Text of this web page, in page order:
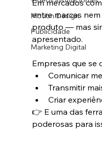
Motion Design
Publicidade
Marketing Digital
Em mercados
entre marcas
produto — mas
apresentado.
Empresas que se
Comunicar
Transmitir
Criar
👉 E uma das
poderosas para